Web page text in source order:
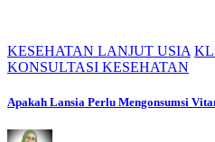
KESEHATAN LANJUT USIA
KONSULTASI KESEHATAN
Apakah Lansia Perlu Mengonsumsi